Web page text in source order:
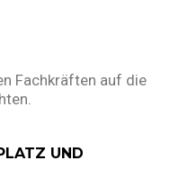
Fachkräften auf die
UND